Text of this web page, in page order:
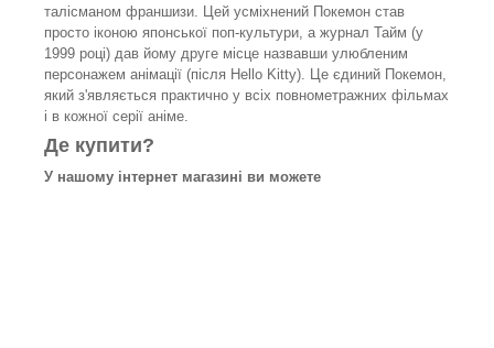
талісманом франшизи. Цей усміхнений Покемон став
просто іконою японської поп-культури, а журнал Тайм (у
1999 році) дав йому друге місце назвавши улюбленим
персонажем анімації (після Hello Kitty). Це єдиний Покемон,
який з'являється практично у всіх повнометражних фільмах
і в кожної серії аніме.
Де купити?
У нашому інтернет магазині ви можете